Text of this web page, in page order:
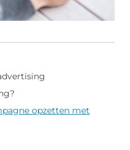
opzetten met